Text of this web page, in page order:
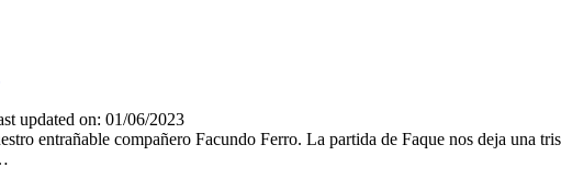
updated on: 01/06/2023
entrañable compañero Facundo Ferro. La partida de Faque nos deja una